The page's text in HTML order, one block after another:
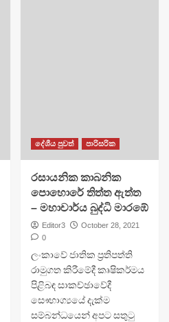
දේශීය පුවත් පාරිසරික
රසායනික කාබනික
පොහොරේ තිත්ත ඇත්ත
– මහාචාර්ය බුද්ධි මාරඹේ
Editor3
October 28, 2021
0
ලංකාවේ ජාතික ප්‍රතිපත්ති
රාමුගත කිරීමේදී කෘෂිකර්මය
පිළිබඳ සාකච්ඡාවේදී
සෞභාග්‍යයේ දැක්ම
සම්බන්ධයෙන් අපට සතුටු